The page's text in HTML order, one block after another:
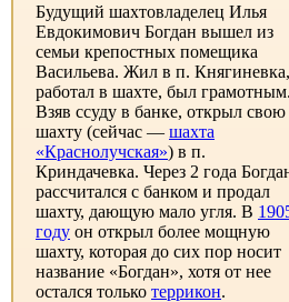
Будущий шахтовладелец Илья
Евдокимович Богдан вышел из
семьи крепостных помещика
Васильева. Жил в п. Княгиневка,
работал в шахте, был грамотным.
Взяв ссуду в банке, открыл свою
шахту (сейчас — шахта
«Краснолучская») в п.
Криндачевка. Через 2 года
рассчитался с банком и продал
шахту, дающую мало угля. В
году он открыл более мощную
шахту, которая до сих пор носит
название «Богдан», хотя от нее
остался только террикон.